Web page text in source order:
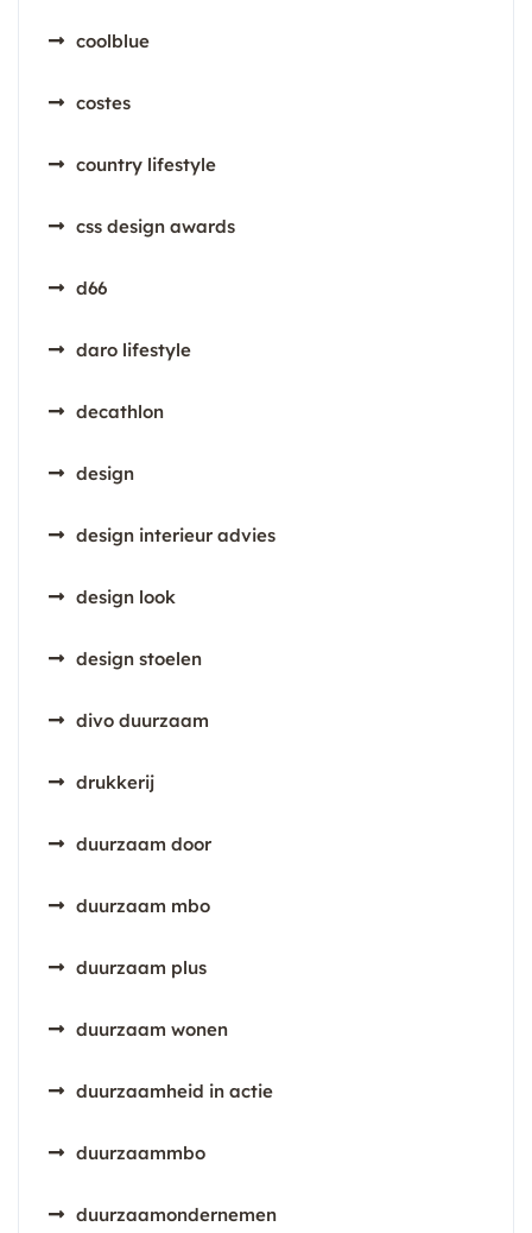
coolblue
costes
country lifestyle
css design awards
d66
daro lifestyle
decathlon
design
design interieur advies
design look
design stoelen
divo duurzaam
drukkerij
duurzaam door
duurzaam mbo
duurzaam plus
duurzaam wonen
duurzaamheid in actie
duurzaammbo
duurzaamondernemen